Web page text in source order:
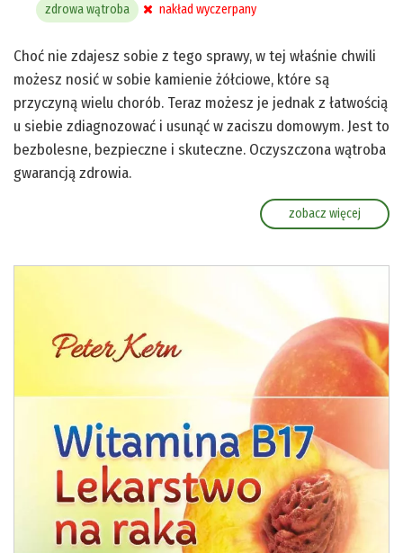
zdrowa wątroba nakład wyczerpany
Choć nie zdajesz sobie z tego sprawy, w tej właśnie chwili
możesz nosić w sobie kamienie żółciowe, które są
przyczyną wielu chorób. Teraz możesz je jednak z łatwością
u siebie zdiagnozować i usunąć w zaciszu domowym. Jest to
bezbolesne, bezpieczne i skuteczne. Oczyszczona wątroba
gwarancją zdrowia.
zobacz więcej